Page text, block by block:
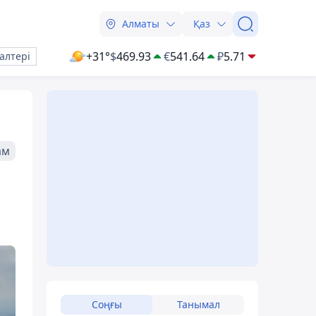
Алматы Қаз
+31°$469.93 €541.64 ₽5.71
Соңғы Танымал